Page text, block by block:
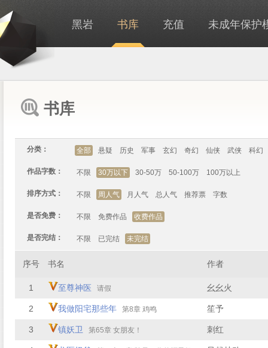
黑岩 书库 充值 未成年保护
书库
分类： 全部 悬疑 历史 军事 玄幻 奇幻 仙侠 武侠 科幻
作品字数： 不限 30万以下 30-50万 50-100万 100万以上
排序方式： 不限 周人气 月人气 总人气 推荐票 字数
是否免费： 不限 免费作品 收费作品
是否完结： 不限 已完结 未完结
序号 书名 作者
1 至尊神医 请假 幺幺火
2 我做阳宅那些年 第8章 鸡鸣 笙予
3 镇妖卫 第65章 女朋友！ 刺红